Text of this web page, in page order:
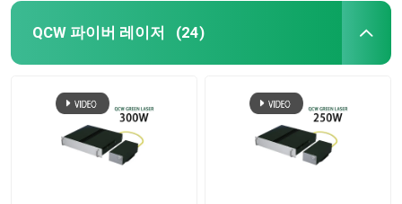
QCW 파이버 레이저 (24)